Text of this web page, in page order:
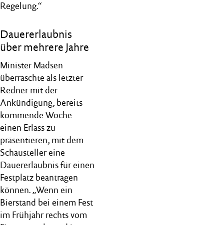
Regelung.“
Dauererlaubnis
über mehrere Jahre
Minister Madsen
überraschte als letzter
Redner mit der
Ankündigung, bereits
kommende Woche
einen Erlass zu
präsentieren, mit dem
Schausteller eine
Dauererlaubnis für einen
Festplatz beantragen
können. „Wenn ein
Bierstand bei einem Fest
im Frühjahr rechts vom